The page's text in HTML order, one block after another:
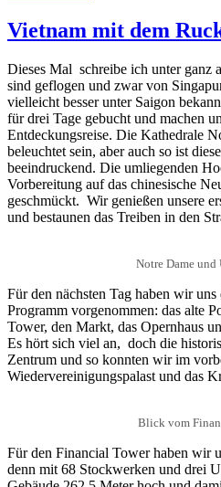
Vietnam mit dem
Dieses Mal schreibe ich unter ganz
sind geflogen und zwar von
vielleicht besser unter Saigon
für drei Tage gebucht und machen
Entdeckungsreise. Die Kathedrale
beleuchtet sein, aber auch so ist
beeindruckend. Die umliegenden
Vorbereitung auf das chinesische
geschmückt. Wir genießen unsere
und bestaunen das Treiben in den
Notre Dame und
Für den nächsten Tag haben wir uns
Programm vorgenommen: das alte
Tower, den Markt, das Opernhaus
Es hört sich viel an, doch die
Zentrum und so konnten wir im
Wiedervereinigungspalast und das
Blick vom
Für den Financial Tower haben wir
denn mit 68 Stockwerken und drei